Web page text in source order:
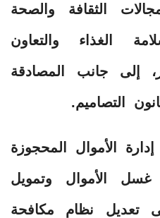
الثقافة والصحة
الغذاء والتعاون
إلى جانب المصادقة
التصاميم.
الأموال المحجوزة
الأموال وتمويل
تعديل نظام مكافحة